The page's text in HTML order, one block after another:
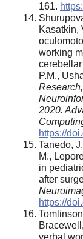
161.
Kasatkin,
working
P.M.,
2020.
https://
Tanedo,
M.,
in
after
https://